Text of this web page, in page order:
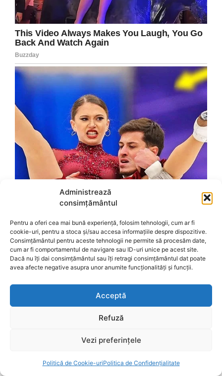
Administrează
consimțământul
Pentru a oferi cea mai bună experiență, folosim tehnologii, cum ar fi
cookie-uri, pentru a stoca și/sau accesa informațiile despre dispozitive.
Consimțământul pentru aceste tehnologii ne permite să procesăm date,
cum ar fi comportamentul de navigare sau ID-uri unice pe acest site.
Dacă nu îți dai consimțământul sau îți retragi consimțământul dat poate
avea afecte negative asupra unor anumite funcționalități și funcții.
Acceptă
Refuză
Vezi preferințele
Politică de Cookie-uriPolitica de Confidențialitate